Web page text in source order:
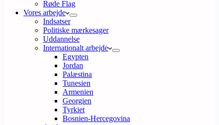
Røde Flag
Vores arbejde
Indsatser
Politiske mærkesager
Uddannelse
Internationalt arbejde
Egypten
Jordan
Palæstina
Tunesien
Armenien
Georgien
Tyrkiet
Bosnien-Hercegovina